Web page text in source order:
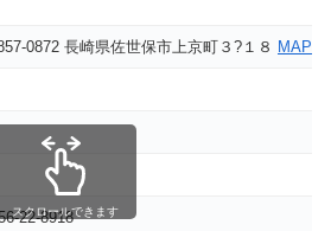
0872 長崎県佐世保市上京町３?１８ MAP
22-8918
スクロールできます